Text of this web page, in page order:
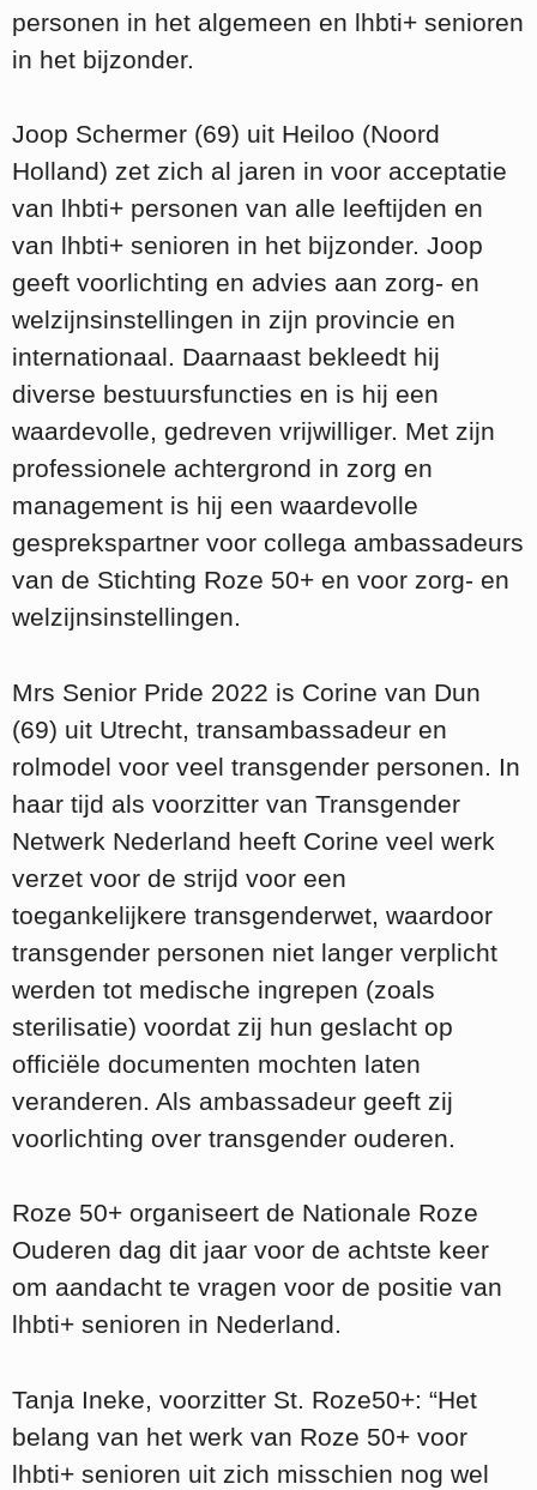
personen in het algemeen en lhbti+ senioren
in het bijzonder.
Joop Schermer (69) uit Heiloo (Noord
Holland) zet zich al jaren in voor acceptatie
van lhbti+ personen van alle leeftijden en
van lhbti+ senioren in het bijzonder. Joop
geeft voorlichting en advies aan zorg- en
welzijnsinstellingen in zijn provincie en
internationaal. Daarnaast bekleedt hij
diverse bestuursfuncties en is hij een
waardevolle, gedreven vrijwilliger. Met zijn
professionele achtergrond in zorg en
management is hij een waardevolle
gesprekspartner voor collega ambassadeurs
van de Stichting Roze 50+ en voor zorg- en
welzijnsinstellingen.
Mrs Senior Pride 2022 is Corine van Dun
(69) uit Utrecht, transambassadeur en
rolmodel voor veel transgender personen. In
haar tijd als voorzitter van Transgender
Netwerk Nederland heeft Corine veel werk
verzet voor de strijd voor een
toegankelijkere transgenderwet, waardoor
transgender personen niet langer verplicht
werden tot medische ingrepen (zoals
sterilisatie) voordat zij hun geslacht op
officiële documenten mochten laten
veranderen. Als ambassadeur geeft zij
voorlichting over transgender ouderen.
Roze 50+ organiseert de Nationale Roze
Ouderen dag dit jaar voor de achtste keer
om aandacht te vragen voor de positie van
lhbti+ senioren in Nederland.
Tanja Ineke, voorzitter St. Roze50+: “Het
belang van het werk van Roze 50+ voor
lhbti+ senioren uit zich misschien nog wel